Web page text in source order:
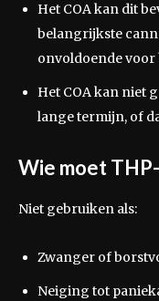
Het COA kan dit
belangrijkste
onvoldoende
Het COA kan niet
lange termijn, of
Wie moet
Niet gebruiken als:
Zwanger of
Neiging tot